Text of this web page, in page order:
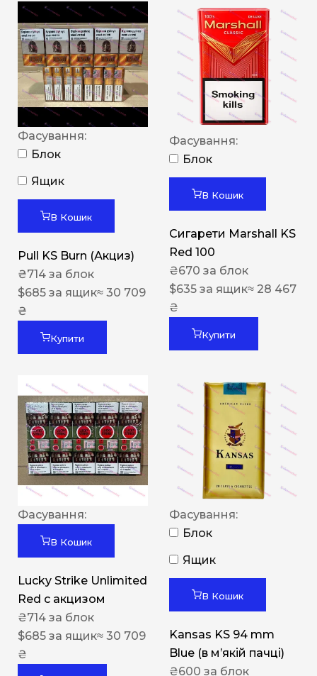
Фасування:
Блок
Ящик
В Кошик
Pull KS Burn (Акциз)
₴714 за блок
$685 за ящик≈ 30 709
₴
Купити
Фасування:
Блок
В Кошик
Сигарети Marshall KS
Red 100
₴670 за блок
$635 за ящик≈ 28 467
₴
Купити
Фасування:
В Кошик
Lucky Strike Unlimited
Red c акцизом
₴714 за блок
$685 за ящик≈ 30 709
₴
Фасування:
Блок
Ящик
В Кошик
Kansas KS 94 mm
Blue (в мʼякій пачці)
₴600 за блок